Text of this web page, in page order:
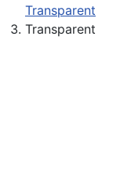
Transparent
Transparent